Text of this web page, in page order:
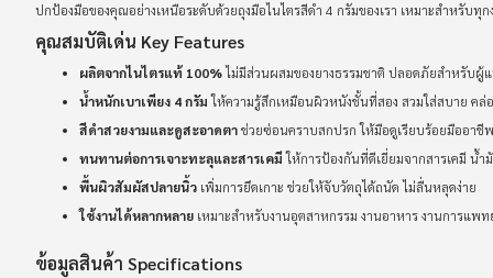
ปกป้องมือของคุณอย่างเหนือระดับด้วยถุงมือไนไตรสีดำ 4 กรัมของเรา เหมาะสำหรับทุ
คุณสมบัติเด่น Key Features
ผลิตจากไนไตรแท้ 100%ไม่มีส่วนผสมของยางธรรมชาติ ปลอดภัยสำหรับผู้
น้ำหนักเบาเพียง 4 กรัมให้ความรู้สึกเหมือนผิวหนังชั้นที่สอง สวมใส่สบาย คล่
สีดำสวยงามและดูสะอาดตาช่วยซ่อนคราบสกปรก ให้มือดูเรียบร้อยมืออาชี
ทนทานต่อการเจาะทะลุและสารเคมีให้การป้องกันที่ดีเยี่ยมจากสารเคมี น้ำ
พื้นผิวสัมผัสปลายนิ้ว เพิ่มการยึดเกาะ ช่วยให้จับวัตถุได้ถนัด ไม่ลื่นหลุดง่าย
ใช้งานได้หลากหลาย เหมาะสำหรับงานอุตสาหกรรม งานอาหาร งานการแพ
ข้อมูลสินค้า Specifications